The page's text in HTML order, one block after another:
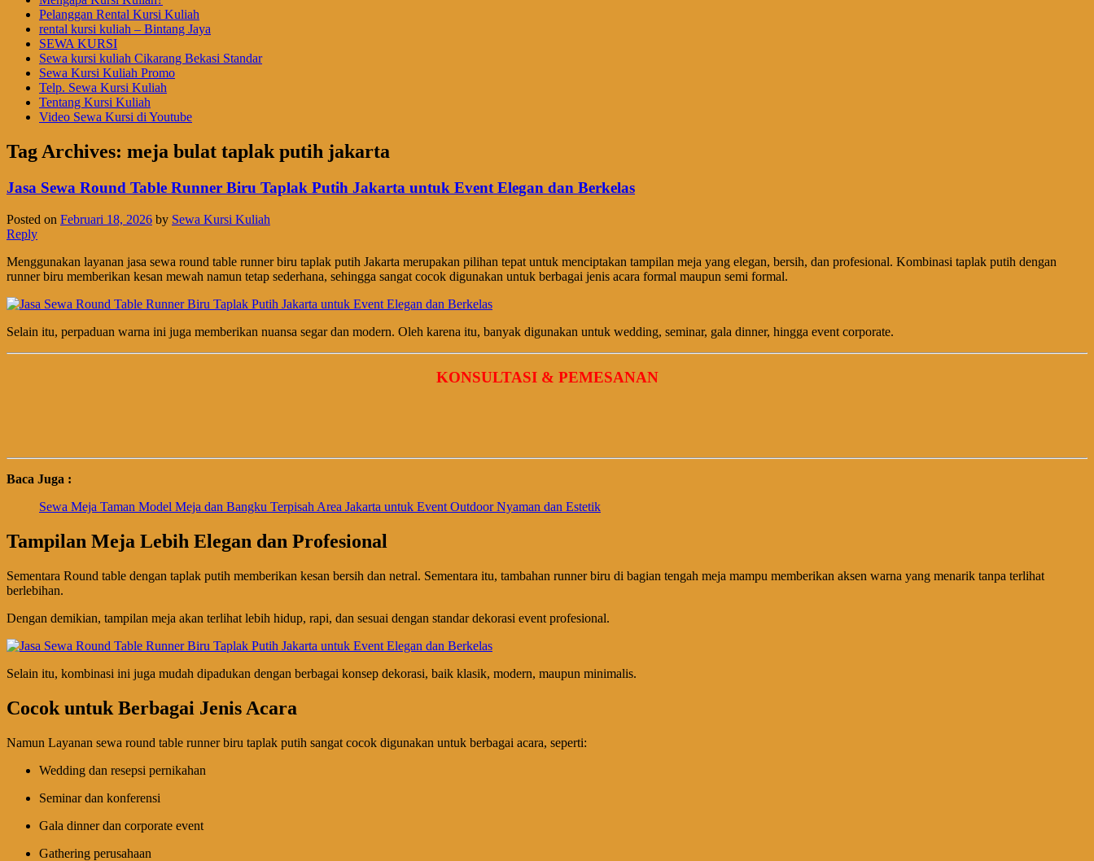
Pelanggan Rental Kursi Kuliah
rental kursi kuliah – Bintang Jaya
SEWA KURSI
Sewa kursi kuliah Cikarang Bekasi Standar
Sewa Kursi Kuliah Promo
Telp. Sewa Kursi Kuliah
Tentang Kursi Kuliah
Video Sewa Kursi di Youtube
Tag Archives: meja bulat taplak putih jakarta
Jasa Sewa Round Table Runner Biru Taplak Putih Jakarta untuk Event Elegan dan Berkelas
Posted on Februari 18, 2026 by Sewa Kursi Kuliah
Reply
Menggunakan layanan jasa sewa round table runner biru taplak putih Jakarta merupakan pilihan tepat untuk menciptakan tampilan meja yang elegan, bersih, dan profesional. Kombinasi taplak putih dengan
runner biru memberikan kesan mewah namun tetap sederhana, sehingga sangat cocok digunakan untuk berbagai jenis acara formal maupun semi formal.
Selain itu, perpaduan warna ini juga memberikan nuansa segar dan modern. Oleh karena itu, banyak digunakan untuk wedding, seminar, gala dinner, hingga event corporate.
KONSULTASI & PEMESANAN
Baca Juga :
Sewa Meja Taman Model Meja dan Bangku Terpisah Area Jakarta untuk Event Outdoor Nyaman dan Estetik
Tampilan Meja Lebih Elegan dan Profesional
Sementara Round table dengan taplak putih memberikan kesan bersih dan netral. Sementara itu, tambahan runner biru di bagian tengah meja mampu memberikan aksen warna yang menarik tanpa terlihat
berlebihan.
Dengan demikian, tampilan meja akan terlihat lebih hidup, rapi, dan sesuai dengan standar dekorasi event profesional.
Selain itu, kombinasi ini juga mudah dipadukan dengan berbagai konsep dekorasi, baik klasik, modern, maupun minimalis.
Cocok untuk Berbagai Jenis Acara
Namun Layanan sewa round table runner biru taplak putih sangat cocok digunakan untuk berbagai acara, seperti:
Wedding dan resepsi pernikahan
Seminar dan konferensi
Gala dinner dan corporate event
Gathering perusahaan